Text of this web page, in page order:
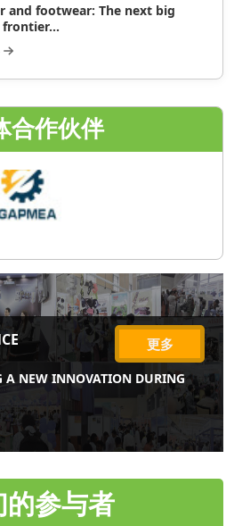
and footwear: The next big
合作伙伴
更多
A NEW INNOVATION DURING
的参与者